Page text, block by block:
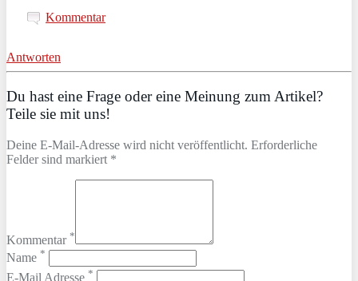
Kommentar
Antworten
Du hast eine Frage oder eine Meinung zum Artikel?
Teile sie mit uns!
Deine E-Mail-Adresse wird nicht veröffentlicht. Erforderliche
Felder sind markiert *
Kommentar *
Name *
E-Mail Adresse *